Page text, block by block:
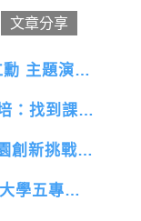
文章分享
主題演講
：找到課堂
創新挑戰賽
學五專
設計競賽